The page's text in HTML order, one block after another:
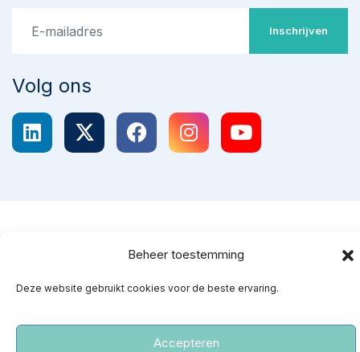
Beheer toestemming
Deze website gebruikt cookies voor de beste ervaring.
Accepteren
Inschrijven
Volg ons
Privacy- en cookiereglement
‘ziekenhuisabortus’ 22-24
‘Red gezonde baby’s van een kille dood’